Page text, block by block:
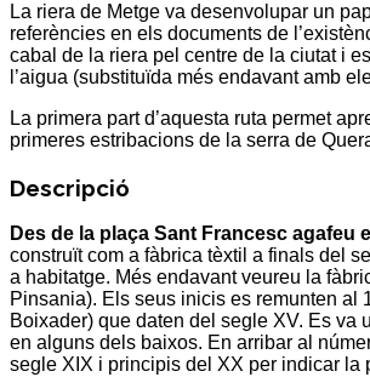
La riera de Metge va desenvolupar un
referències en els documents de
cabal de la riera pel centre de la ciutat i
l’aigua (substituïda més endavant amb
La primera part d’aquesta ruta permet
primeres estribacions de la serra de
Descripció
Des de la plaça Sant Francesc agafeu
construït com a fàbrica tèxtil a finals del
a habitatge. Més endavant veureu la
Pinsania). Els seus inicis es remunten al
Boixader) que daten del segle XV. Es va
en alguns dels baixos. En arribar al
segle XIX i principis del XX per indicar la